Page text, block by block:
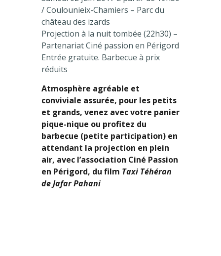
/ Coulounieix-Chamiers – Parc du
château des izards
Projection à la nuit tombée (22h30) –
Partenariat Ciné passion en Périgord
Entrée gratuite. Barbecue à prix
réduits
Atmosphère agréable et
conviviale assurée, pour les petits
et grands, venez avec votre panier
pique-nique ou profitez du
barbecue (petite participation) en
attendant la projection en plein
air, avec l’association Ciné Passion
en Périgord, du film Taxi Téhéran
de Jafar Pahani